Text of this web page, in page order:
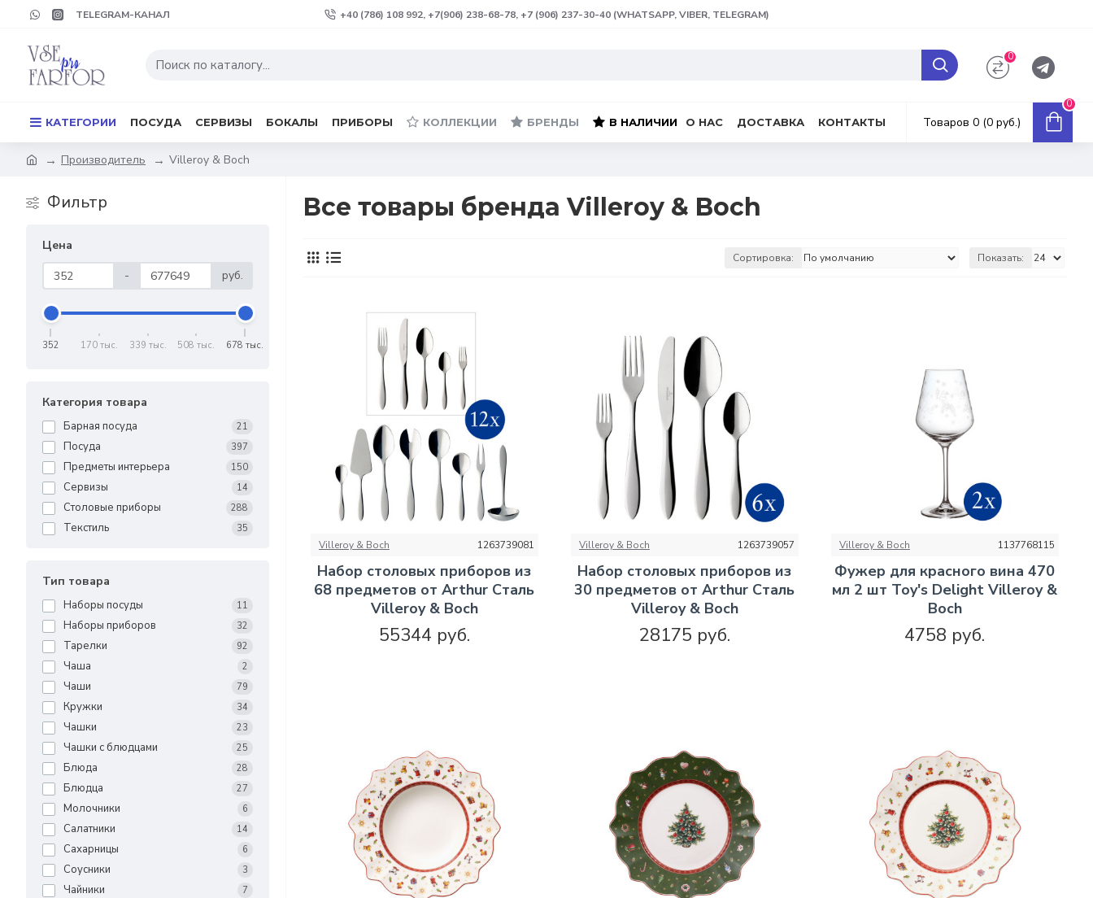
TELEGRAM-КАНАЛ +40 (786) 108 992, +7(906) 238-68-78, +7 (906) 237-30-40 (WHATSAPP, VIBER, TELEGRAM)
0
КАТЕГОРИИ ПОСУДА СЕРВИЗЫ БОКАЛЫ ПРИБОРЫ КОЛЛЕКЦИИ БРЕНДЫ В НАЛИЧИИ О НАС ДОСТАВКА КОНТАКТЫ Товаров 0 (0 руб.)
0
Производитель Villeroy & Boch
Фильтр
Цена
-
руб.
352 170 тыс. 339 тыс. 508 тыс. 678 тыс.
Категория товара
Барная посуда 21
Посуда 397
Предметы интерьера 150
Сервизы 14
Столовые приборы 288
Текстиль 35
Тип товара
Наборы посуды 11
Наборы приборов 32
Тарелки 92
Чаша 2
Чаши 79
Кружки 34
Чашки 23
Чашки с блюдцами 25
Блюда 28
Блюдца 27
Молочники 6
Салатники 14
Сахарницы 6
Соусники 3
Чайники 7
Все товары бренда Villeroy & Boch
Сортировка: Показать:
Villeroy & Boch 1263739081
Набор столовых приборов из
68 предметов от Arthur Сталь
Villeroy & Boch
55344 руб.
Villeroy & Boch 1263739057
Набор столовых приборов из
30 предметов от Arthur Сталь
Villeroy & Boch
28175 руб.
Villeroy & Boch 1137768115
Фужер для красного вина 470
мл 2 шт Toy's Delight Villeroy &
Boch
4758 руб.